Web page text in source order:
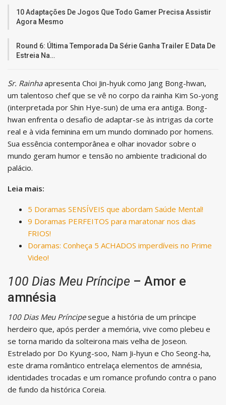
10 Adaptações De Jogos Que Todo Gamer Precisa Assistir
Agora Mesmo
Round 6: Última Temporada Da Série Ganha Trailer E Data De
Estreia Na…
Sr. Rainhaapresenta Choi Jin-hyuk como Jang Bong-hwan,
um talentoso chef que se vê no corpo da rainha Kim So-yong
(interpretada por Shin Hye-sun) de uma era antiga. Bong-
hwan enfrenta o desafio de adaptar-se às intrigas da corte
real e à vida feminina em um mundo dominado por homens.
Sua essência contemporânea e olhar inovador sobre o
mundo geram humor e tensão no ambiente tradicional do
palácio.
Leia mais:
5 Doramas SENSÍVEIS que abordam Saúde Mental!
9 Doramas PERFEITOS para maratonar nos dias
FRIOS!
Doramas: Conheça 5 ACHADOS imperdíveis no Prime
Video!
100 Dias Meu Príncipe – Amor e
amnésia
100 Dias Meu Príncipesegue a história de um príncipe
herdeiro que, após perder a memória, vive como plebeu e
se torna marido da solteirona mais velha de Joseon.
Estrelado por Do Kyung-soo, Nam Ji-hyun e Cho Seong-ha,
este drama romântico entrelaça elementos de amnésia,
identidades trocadas e um romance profundo contra o pano
de fundo da histórica Coreia.